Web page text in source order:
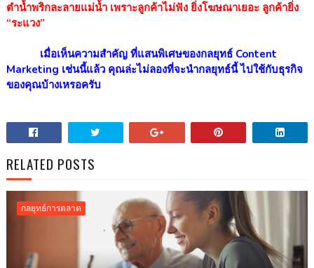
ตำน้ำพริกละลายแม่น้ำ เพราะลูกค้าไม่ฟัง ยิ่งโฆษณาเยอะ ลูกค้ายิ่ง
“ระแวง”
เมื่อเห็นความสำคัญ ที่แสนพิเศษของกลยุทธ์ Content
Marketing เช่นนี้แล้ว คุณล่ะไม่ลองที่จะนำกลยุทธ์นี้ ไปใช้กับธุรกิจ
ของคุณบ้างเหรอครับ
RELATED POSTS
กลยุทธ์การตลาด